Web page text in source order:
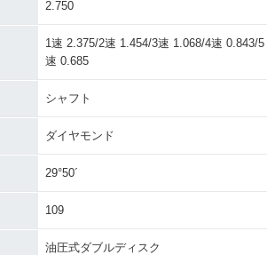
G・カラーチェンジ
G・フルモデルチェ
2.750
1速 2.375/2速 1.454/3速 1.068/4速 0.843/5
速 0.685
シャフト
ダイヤモンド
29°50´
109
油圧式ダブルディスク